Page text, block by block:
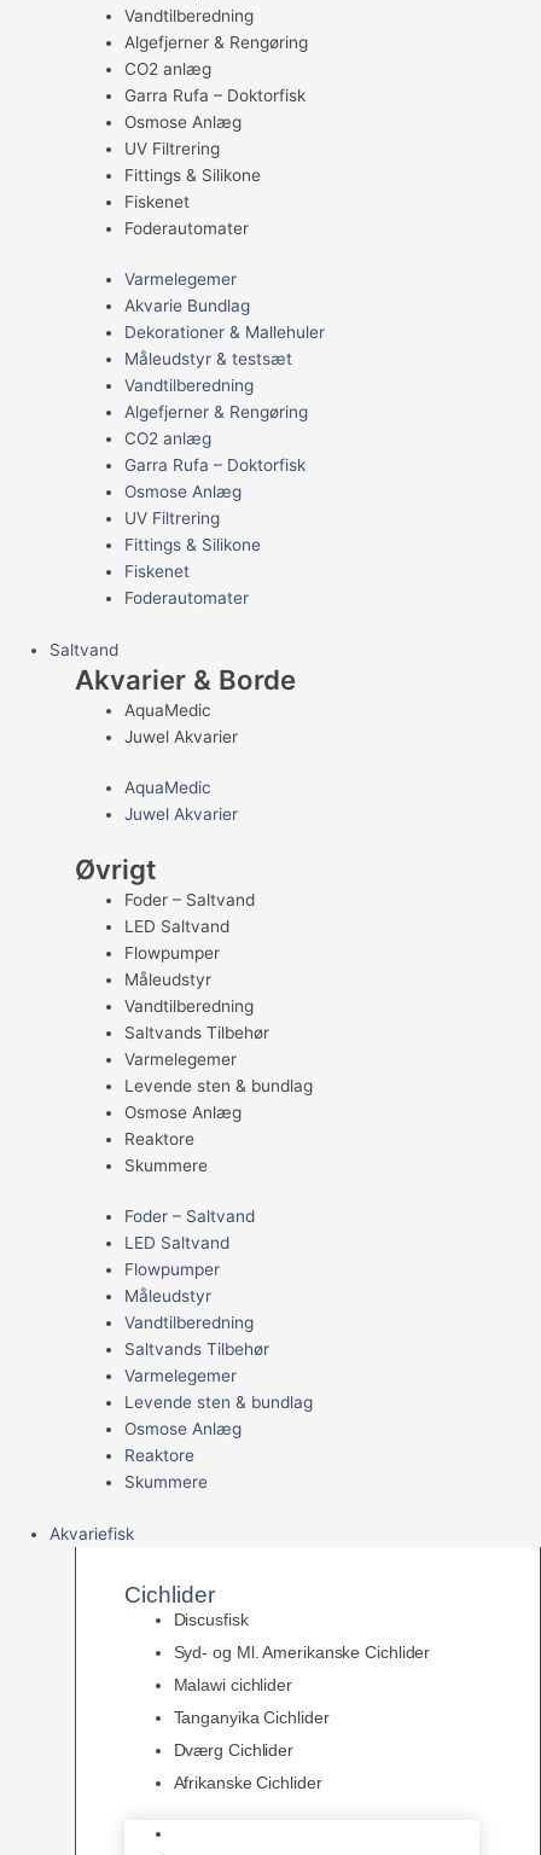
Vandtilberedning
Algefjerner & Rengøring
CO2 anlæg
Garra Rufa – Doktorfisk
Osmose Anlæg
UV Filtrering
Fittings & Silikone
Fiskenet
Foderautomater
Varmelegemer
Akvarie Bundlag
Dekorationer & Mallehuler
Måleudstyr & testsæt
Vandtilberedning
Algefjerner & Rengøring
CO2 anlæg
Garra Rufa – Doktorfisk
Osmose Anlæg
UV Filtrering
Fittings & Silikone
Fiskenet
Foderautomater
Saltvand
Akvarier & Borde
AquaMedic
Juwel Akvarier
AquaMedic
Juwel Akvarier
Øvrigt
Foder – Saltvand
LED Saltvand
Flowpumper
Måleudstyr
Vandtilberedning
Saltvands Tilbehør
Varmelegemer
Levende sten & bundlag
Osmose Anlæg
Reaktore
Skummere
Foder – Saltvand
LED Saltvand
Flowpumper
Måleudstyr
Vandtilberedning
Saltvands Tilbehør
Varmelegemer
Levende sten & bundlag
Osmose Anlæg
Reaktore
Skummere
Akvariefisk
Cichlider
Discusfisk
Syd- og Ml. Amerikanske Cichlider
Malawi cichlider
Tanganyika Cichlider
Dværg Cichlider
Afrikanske Cichlider